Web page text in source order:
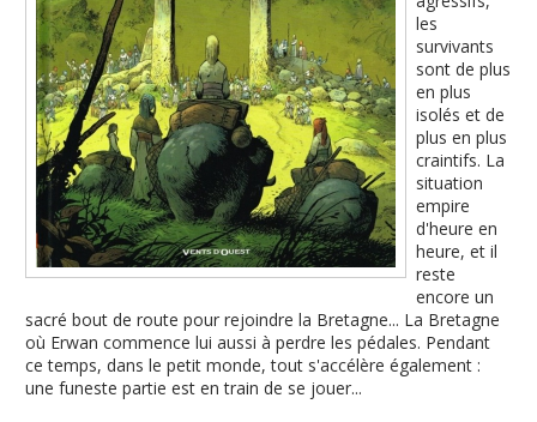
les
survivants
sont de plus
en plus
isolés et de
plus en plus
craintifs. La
situation
empire
d'heure en
heure, et il
reste
encore un
sacré bout de route pour rejoindre la Bretagne... La Bretagne
où Erwan commence lui aussi à perdre les pédales. Pendant
ce temps, dans le petit monde, tout s'accélère également :
une funeste partie est en train de se jouer...